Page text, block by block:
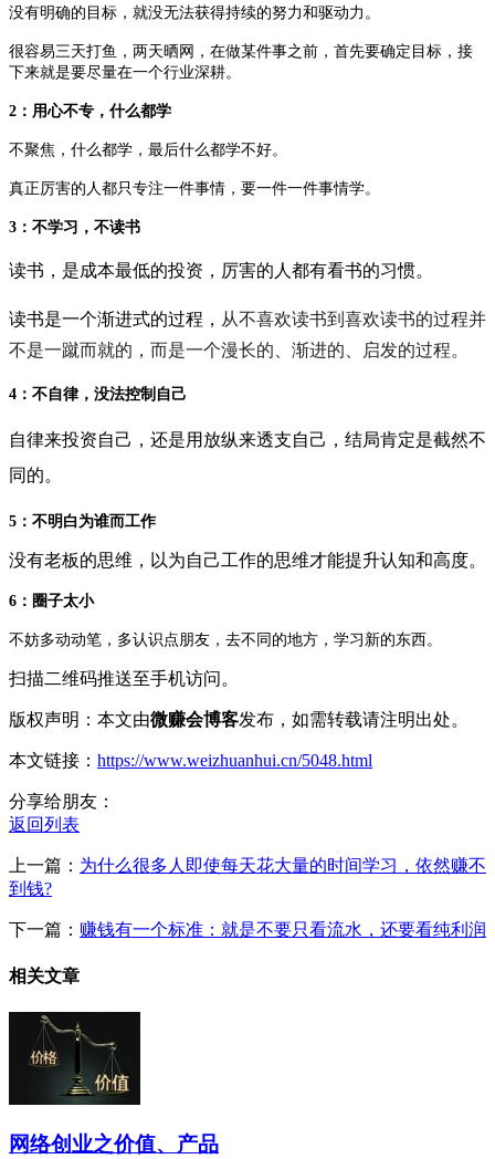
没有明确的目标，就没无法获得持续的努力和驱动力。
很容易三天打鱼，两天晒网，在做某件事之前，首先要确定目标，接
下来就是要尽量在一个行业深耕。
2：用心不专，什么都学
不聚焦，什么都学，最后什么都学不好。
真正厉害的人都只专注一件事情，要一件一件事情学。
3：不学习，不读书
读书，是成本最低的投资，厉害的人都有看书的习惯。
读书是一个渐进式的过程， 从不喜欢读书到喜欢读书的过程并
不是一蹴而就的，而是一个漫长的、渐进的、启发的过程。
4：不自律，没法控制自己
自律来投资自己，还是用放纵来透支自己，结局肯定是截然不
同的。
5：不明白为谁而工作
没有老板的思维，以为自己工作的思维才能提升认知和高度。
6：圈子太小
不妨多动动笔，多认识点朋友，去不同的地方，学习新的东西。
扫描二维码推送至手机访问。
版权声明：本文由微赚会博客发布，如需转载请注明出处。
本文链接： https://www.weizhuanhui.cn/5048.html
分享给朋友：
返回列表
上一篇： 为什么很多人即使每天花大量的时间学习，依然赚不
到钱?
下一篇： 赚钱有一个标准：就是不要只看流水，还要看纯利润
相关文章
网络创业之价值、产品